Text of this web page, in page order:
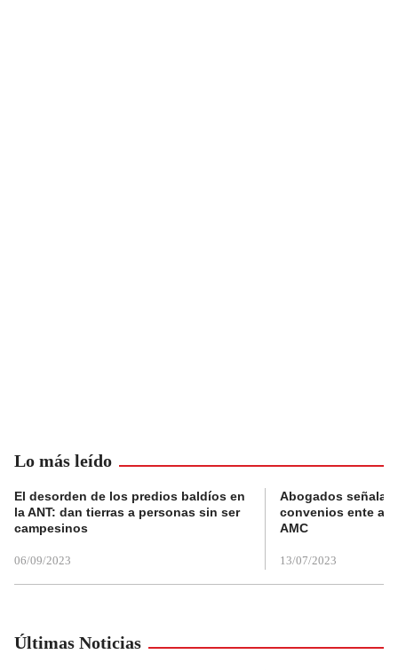
Lo más leído
El desorden de los predios baldíos en
la ANT: dan tierras a personas sin ser
campesinos
06/09/2023
Abogados
convenios ente
AMC
13/07/2023
Últimas Noticias